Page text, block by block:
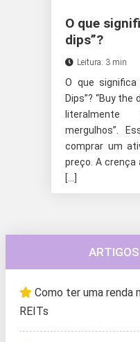
O que
dips”?
Leitura: 3 min
O que
Dips”? “Buy
mergulhos”.
comprar um
preço. A crença
[…]
Como ter uma renda
REITs